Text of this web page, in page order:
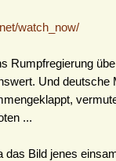
watch_now/
Rumpfregierung
Und deutsche
...
das Bild jenes